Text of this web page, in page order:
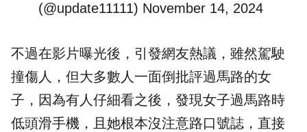
(@update11111) November 14, 2024
不過在影片曝光後，引發網友熱議，雖然駕駛
撞傷人，但大多數人一面倒批評過馬路的女
子，因為有人仔細看之後，發現女子過馬路時
低頭滑手機，且她根本沒注意路口號誌，直接